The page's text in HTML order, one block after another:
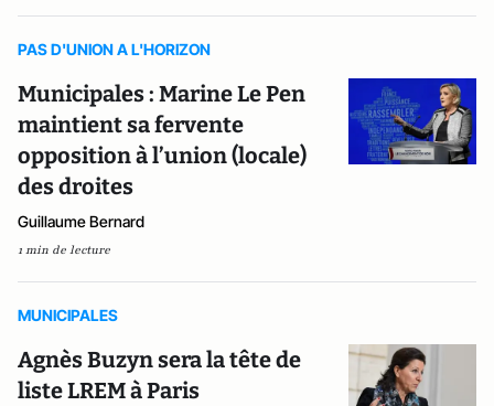
PAS D'UNION A L'HORIZON
Municipales : Marine Le Pen
maintient sa fervente
opposition à l’union (locale)
des droites
Guillaume Bernard
1 min de lecture
MUNICIPALES
Agnès Buzyn sera la tête de
liste LREM à Paris